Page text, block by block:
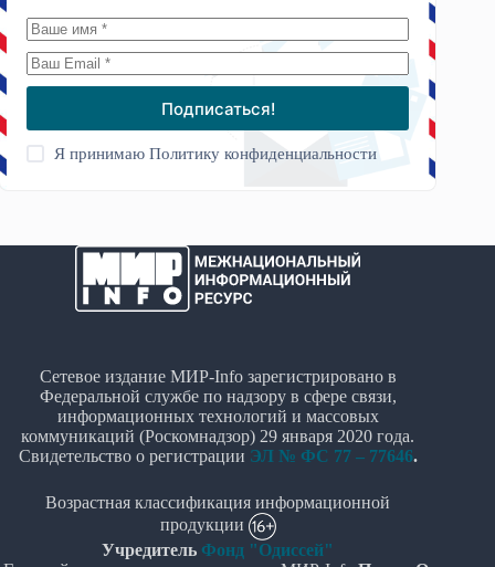
Подписаться!
Я принимаюПолитику конфиденциальности
Сетевое издание МИР-Info зарегистрировано в
Федеральной службе по надзору в сфере связи,
информационных технологий и массовых
коммуникаций (Роскомнадзор) 29 января 2020 года.
Свидетельство о регистрации ЭЛ № ФС 77 – 77646.
Возрастная классификация информационной
продукции
Учредитель Фонд "Одиссей"